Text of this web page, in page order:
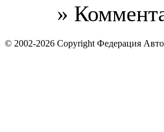
»
© 2002-2026 Copyright Федерация